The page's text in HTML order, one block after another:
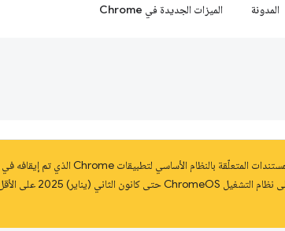
المدونة الميزات الجديدة في Chrome